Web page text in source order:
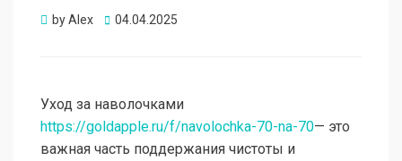
byAlex Опубликовано
04.04.2025
Уход за наволочками
https://goldapple.ru/f/navolochka-70-na-70— это
важная часть поддержания чистоты и